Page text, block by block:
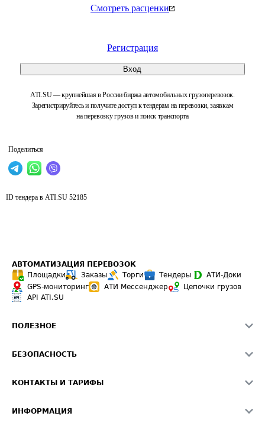
Смотреть расценки
Регистрация
Вход
ATI.SU — крупнейшая в России биржа автомобильных грузоперевозок.
Зарегистрируйтесь и получите доступ к тендерам на перевозки, заявкам
на перевозку грузов и поиск транспорта
Поделиться
ID тендера в ATI.SU 52185
АВТОМАТИЗАЦИЯ ПЕРЕВОЗОК
Площадки
Заказы Торги Тендеры
АТИ-Доки
GPS-мониторинг
АТИ Мессенджер
Цепочки грузов
API ATI.SU
ПОЛЕЗНОЕ
Звезды ATI.SU на вашем сайте
Средние ставки
БЕЗОПАСНОСТЬ
Светофор+
КОНТАКТЫ И ТАРИФЫ
ИНФОРМАЦИЯ